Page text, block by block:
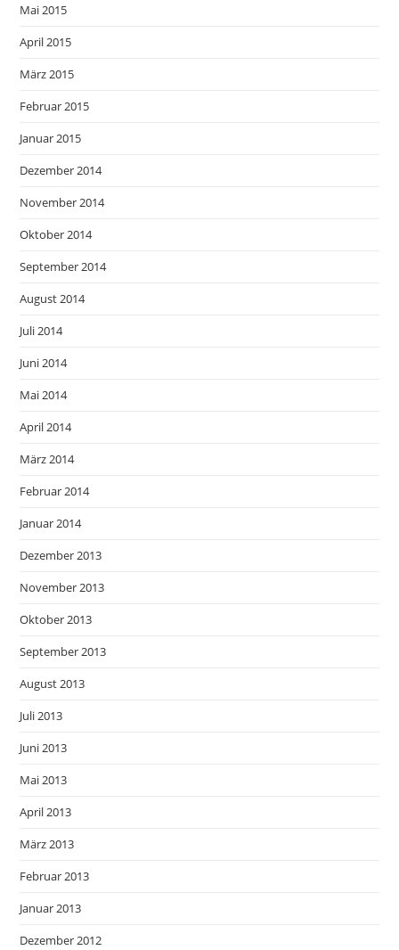
Mai 2015
April 2015
März 2015
Februar 2015
Januar 2015
Dezember 2014
November 2014
Oktober 2014
September 2014
August 2014
Juli 2014
Juni 2014
Mai 2014
April 2014
März 2014
Februar 2014
Januar 2014
Dezember 2013
November 2013
Oktober 2013
September 2013
August 2013
Juli 2013
Juni 2013
Mai 2013
April 2013
März 2013
Februar 2013
Januar 2013
Dezember 2012